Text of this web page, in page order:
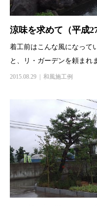
涼味を求めて（平成
着工前はこんな風になって
と、リ・ガーデンを頼まれ
2015.08.29 和風施工例